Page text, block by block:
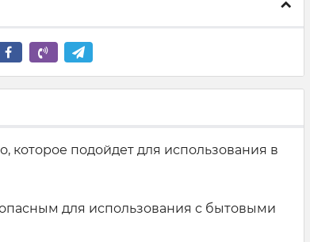
которое подойдет для использования в
для использования с бытовыми